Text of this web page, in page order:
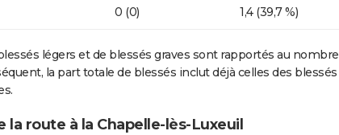
0 (0) 1,4 (39,7 %)
légers et de blessés graves sont rapportés au nombre
la part totale de blessés inclut déjà celles des blessés
route à la Chapelle-lès-Luxeuil